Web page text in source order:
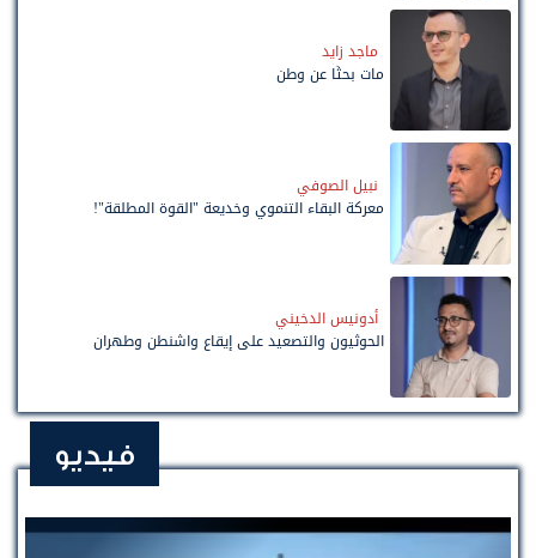
ماجد زايد
مات بحثًا عن وطن
نبيل الصوفي
معركة البقاء التنموي وخديعة "القوة المطلقة"!
أدونيس الدخيني
الحوثيون والتصعيد على إيقاع واشنطن وطهران
فيديو